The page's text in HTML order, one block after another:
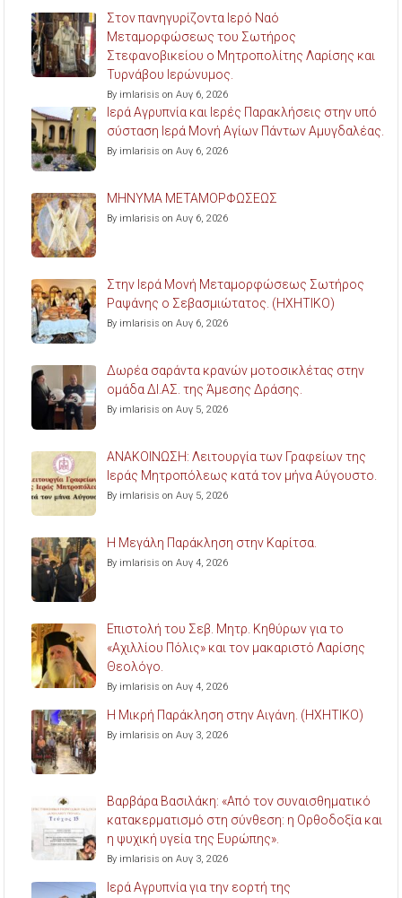
Στον πανηγυρίζοντα Ιερό Ναό
Μεταμορφώσεως του Σωτήρος
Στεφανοβικείου ο Μητροπολίτης Λαρίσης και
Τυρνάβου Ιερώνυμος.
By imlarisis on Αυγ 6, 2026
Ιερά Αγρυπνία και Ιερές Παρακλήσεις στην υπό
σύσταση Ιερά Μονή Αγίων Πάντων Αμυγδαλέας.
By imlarisis on Αυγ 6, 2026
ΜΗΝΥΜΑ ΜΕΤΑΜΟΡΦΩΣΕΩΣ
By imlarisis on Αυγ 6, 2026
Στην Ιερά Μονή Μεταμορφώσεως Σωτήρος
Ραψάνης ο Σεβασμιώτατος. (ΗΧΗΤΙΚΟ)
By imlarisis on Αυγ 6, 2026
Δωρέα σαράντα κρανών μοτοσικλέτας στην
ομάδα ΔΙ.ΑΣ. της Άμεσης Δράσης.
By imlarisis on Αυγ 5, 2026
ΑΝΑΚΟΙΝΩΣΗ: Λειτουργία των Γραφείων της
Ιεράς Μητροπόλεως κατά τον μήνα Αύγουστο.
By imlarisis on Αυγ 5, 2026
Η Μεγάλη Παράκληση στην Καρίτσα.
By imlarisis on Αυγ 4, 2026
Επιστολή του Σεβ. Μητρ. Κηθύρων για το
«Αχιλλίου Πόλις» και τον μακαριστό Λαρίσης
Θεολόγο.
By imlarisis on Αυγ 4, 2026
Η Μικρή Παράκληση στην Αιγάνη. (ΗΧΗΤΙΚΟ)
By imlarisis on Αυγ 3, 2026
Βαρβάρα Βασιλάκη: «Από τον συναισθηματικό
κατακερματισμό στη σύνθεση: η Ορθοδοξία και
η ψυχική υγεία της Ευρώπης».
By imlarisis on Αυγ 3, 2026
Ιερά Αγρυπνία για την εορτή της